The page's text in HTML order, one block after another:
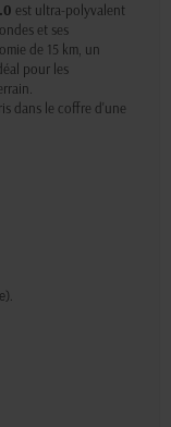
est ultra-polyvalent
et ses
de 15 km, un
pour les
dans le coffre d'une